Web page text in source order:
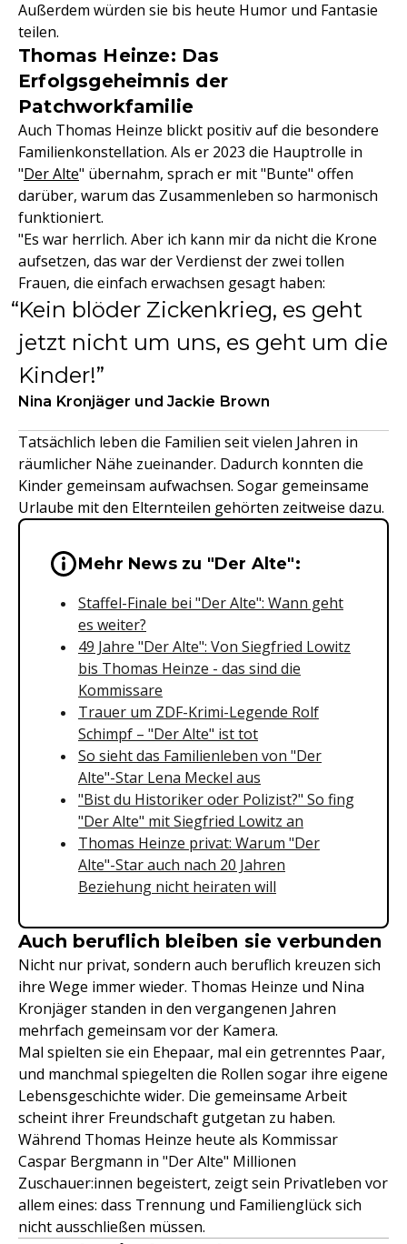
Außerdem würden sie bis heute Humor und Fantasie
teilen.
Thomas Heinze: Das
Erfolgsgeheimnis der
Patchworkfamilie
Auch Thomas Heinze blickt positiv auf die besondere
Familienkonstellation. Als er 2023 die Hauptrolle in
"Der Alte" übernahm, sprach er mit "Bunte" offen
darüber, warum das Zusammenleben so harmonisch
funktioniert.
"Es war herrlich. Aber ich kann mir da nicht die Krone
aufsetzen, das war der Verdienst der zwei tollen
Frauen, die einfach erwachsen gesagt haben:
Kein blöder Zickenkrieg, es geht
jetzt nicht um uns, es geht um die
Kinder!
Nina Kronjäger und Jackie Brown
Tatsächlich leben die Familien seit vielen Jahren in
räumlicher Nähe zueinander. Dadurch konnten die
Kinder gemeinsam aufwachsen. Sogar gemeinsame
Urlaube mit den Elternteilen gehörten zeitweise dazu.
Wichtige Hinweise &
Mehr News zu "Der Alte":
Staffel-Finale bei "Der Alte": Wann geht
es weiter?
49 Jahre "Der Alte": Von Siegfried Lowitz
bis Thomas Heinze - das sind die
Kommissare
Trauer um ZDF-Krimi-Legende Rolf
Schimpf – "Der Alte" ist tot
So sieht das Familienleben von "Der
Alte"-Star Lena Meckel aus
"Bist du Historiker oder Polizist?" So fing
"Der Alte" mit Siegfried Lowitz an
Thomas Heinze privat: Warum "Der
Alte"-Star auch nach 20 Jahren
Beziehung nicht heiraten will
Auch beruflich bleiben sie verbunden
Nicht nur privat, sondern auch beruflich kreuzen sich
ihre Wege immer wieder. Thomas Heinze und Nina
Kronjäger standen in den vergangenen Jahren
mehrfach gemeinsam vor der Kamera.
Mal spielten sie ein Ehepaar, mal ein getrenntes Paar,
und manchmal spiegelten die Rollen sogar ihre eigene
Lebensgeschichte wider. Die gemeinsame Arbeit
scheint ihrer Freundschaft gutgetan zu haben.
Während Thomas Heinze heute als Kommissar
Caspar Bergmann in "Der Alte" Millionen
Zuschauer:innen begeistert, zeigt sein Privatleben vor
allem eines: dass Trennung und Familienglück sich
nicht ausschließen müssen.